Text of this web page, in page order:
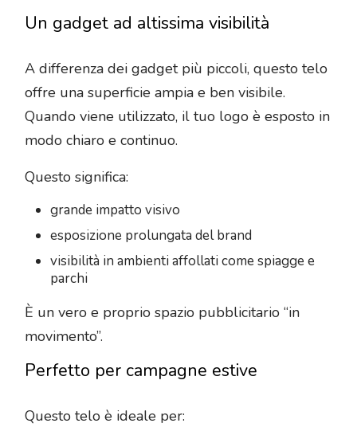
Un gadget ad altissima visibilità
A differenza dei gadget più piccoli, questo telo
offre una superficie ampia e ben visibile.
Quando viene utilizzato, il tuo logo è esposto in
modo chiaro e continuo.
Questo significa:
grande impatto visivo
esposizione prolungata del brand
visibilità in ambienti affollati come spiagge e
parchi
È un vero e proprio spazio pubblicitario “in
movimento”.
Perfetto per campagne estive
Questo telo è ideale per: